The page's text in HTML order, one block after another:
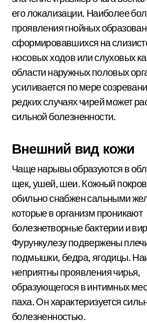
его локализации. Наиболее
проявления гнойных
сформировавшихся на
носовых ходов или слуховых
области наружных половых
усиливается по мере
редких случаях чирей может
сильной болезненности.
Внешний вид кожи
Чаще нарывы образуются в
щек, ушей, шеи. Кожный
обильно снабжен сальными
которые в организм проникают
болезнетворные бактерии и
Фурункулезу подвержены
подмышки, бедра, ягодицы.
неприятны проявления чирья,
образующегося в интимных
паха. Он характеризуется
болезненностью.